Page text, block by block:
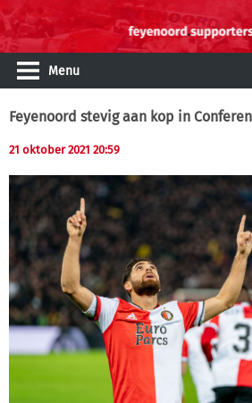
Menu
Feyenoord stevig aan kop in
21 oktober 2021 20:59